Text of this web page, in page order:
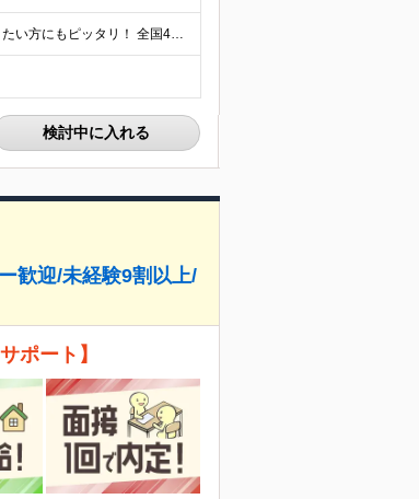
★U・Iターン歓迎 ★勤務地は希望を最大限考慮 ★自宅の近くで働きたい方にもピッタリ！ 全国44都道府県（栃木県・福井県・鹿児島県を除く）の家電量販店内の「PCコーナー」にて勤務いただきます。 ※
検討中に入れる
歓迎/未経験9割以上/
ポート】